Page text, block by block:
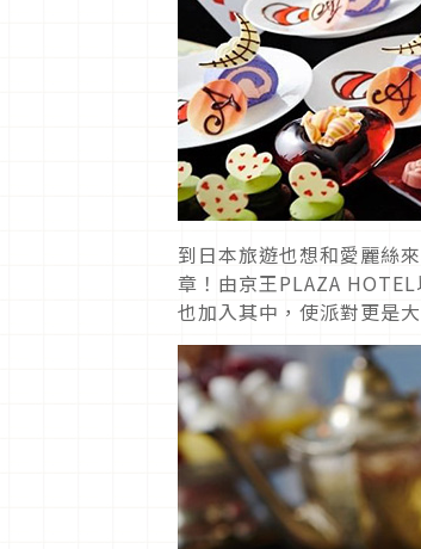
到日本旅遊也想和愛麗絲
章！由京王PLAZA
也加入其中，使派對更是